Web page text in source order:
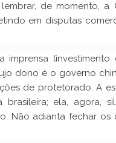
de momento,
em disputas
dono é o governo
de protetorado. A
brasileira; ela, agora,
Não adianta fechar